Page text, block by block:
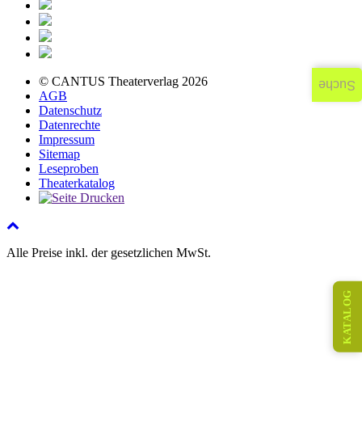
© CANTUS Theaterverlag 2026
AGB
Datenschutz
Datenrechte
Impressum
Sitemap
Leseproben
Theaterkatalog
Alle Preise inkl. der gesetzlichen MwSt.
KATALOG
Suche